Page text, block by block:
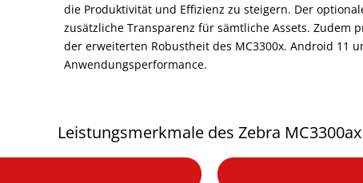
die Produktivität und Effizienz zu steigern. Der
zusätzliche Transparenz für sämtliche Assets. Zudem
der erweiterten Robustheit des MC3300x. Android 11
Anwendungsperformance.
Leistungsmerkmale des Zebra MC3300ax